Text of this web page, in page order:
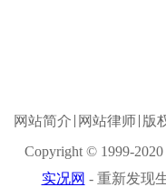
网站简介 网站律师 版
Copyright © 1999-2020
实况网 - 重新发现